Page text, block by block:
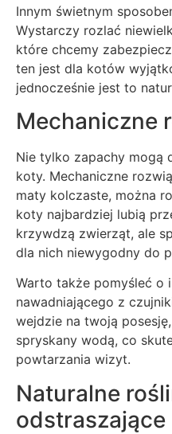
Innym świetnym
Wystarczy rozlać
które chcemy
ten jest dla kotów
jednocześnie jest to
Mechaniczne
Nie tylko zapachy mogą
koty. Mechaniczne
maty kolczaste, można
koty najbardziej lubią
krzywdzą zwierząt, ale
dla nich niewygodny do
Warto także pomyśleć o
nawadniającego z
wejdzie na twoją
spryskany wodą, co
powtarzania wizyt.
Naturalne
odstraszające